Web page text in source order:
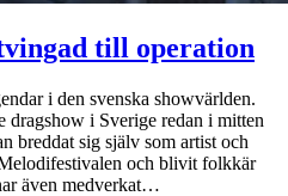
till operation
i den svenska showvärlden.
dragshow i Sverige redan i mitten
breddat sig själv som artist och
och blivit folkkär
även medverkat…